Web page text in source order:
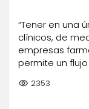
“Tener en una
clínicos, de
empresas
permite un
visibility 2353